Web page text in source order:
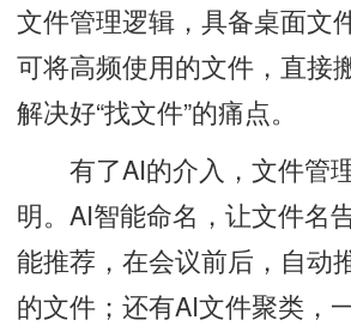
文件管理逻辑，具备桌面文
可将高频使用的文件，直接
解决好“找文件”的痛点。
有了AI的介入，文件管
明。AI智能命名，让文件名
能推荐，在会议前后，自动
的文件；还有AI文件聚类，